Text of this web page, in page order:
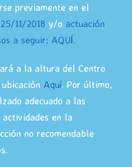
previamente en el
11/2018 y/o actuación
a seguir: AQUÍ.
a la altura del Centro
Aquí. Por último,
adecuado a las
en la
no recomendable